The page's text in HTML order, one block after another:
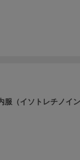
服（イソトレチノイ